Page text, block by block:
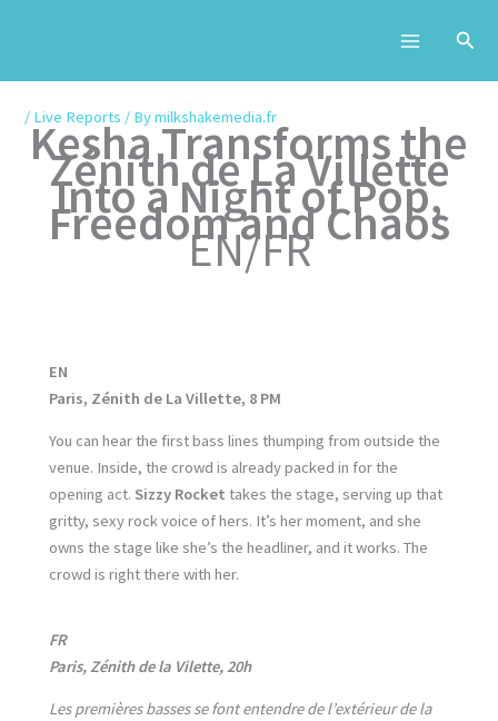
/ Live Reports / Bymilkshakemedia.fr
Kesha Transforms the
Zénith de La Villette
Into a Night of Pop,
Freedom and Chaos
EN/FR
EN
Paris, Zénith de La Villette, 8 PM
You can hear the first bass lines thumping from outside the
venue. Inside, the crowd is already packed in for the
opening act. Sizzy Rockettakes the stage, serving up that
gritty, sexy rock voice of hers. It’s her moment, and she
owns the stage like she’s the headliner, and it works. The
crowd is right there with her.
FR
Paris, Zénith de la Vilette, 20h
Les premières basses se font entendre de l’extérieur de la